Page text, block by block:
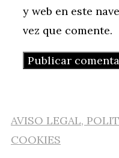
y web en este
vez que comente.
AVISO LEGAL,
COOKIES